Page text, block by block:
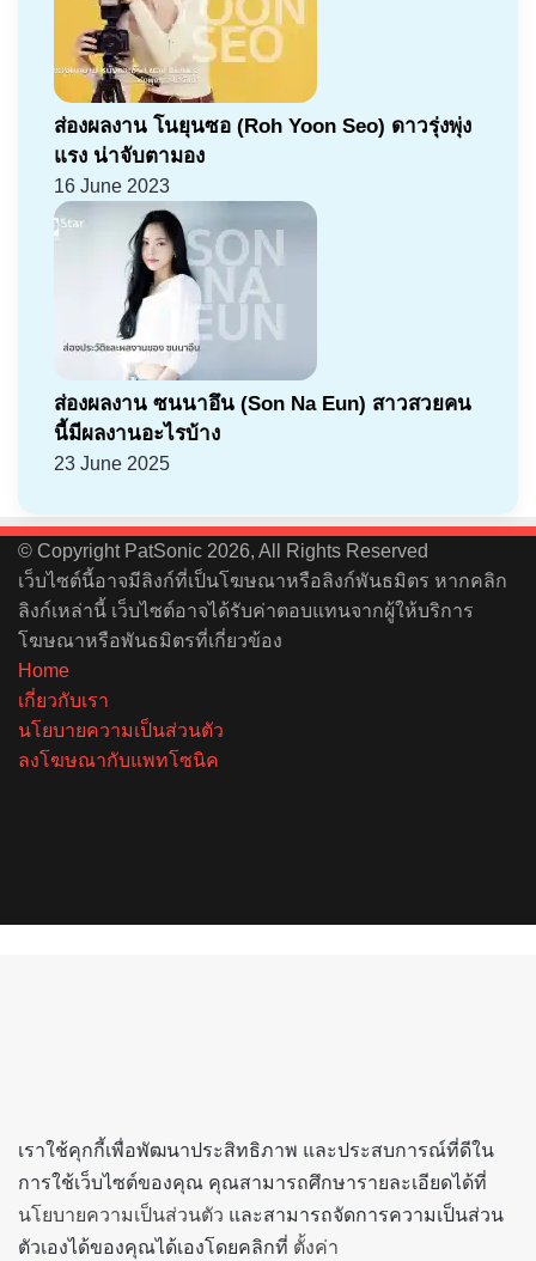
ส่องผลงาน โนยุนซอ (Roh Yoon Seo) ดาวรุ่งพุ่ง
แรง น่าจับตามอง
16 June 2023
ส่องผลงาน ซนนาอึน (Son Na Eun) สาวสวยคน
นี้มีผลงานอะไรบ้าง
23 June 2025
© Copyright PatSonic 2026, All Rights Reserved
เว็บไซต์นี้อาจมีลิงก์ที่เป็นโฆษณาหรือลิงก์พันธมิตร หากคลิก
ลิงก์เหล่านี้ เว็บไซต์อาจได้รับค่าตอบแทนจากผู้ให้บริการ
โฆษณาหรือพันธมิตรที่เกี่ยวข้อง
Home
เกี่ยวกับเรา
นโยบายความเป็นส่วนตัว
ลงโฆษณากับแพทโซนิค
เราใช้คุกกี้เพื่อพัฒนาประสิทธิภาพ และประสบการณ์ที่ดีใน
การใช้เว็บไซต์ของคุณ คุณสามารถศึกษารายละเอียดได้ที่
นโยบายความเป็นส่วนตัว และสามารถจัดการความเป็นส่วน
ตัวเองได้ของคุณได้เองโดยคลิกที่ ตั้งค่า